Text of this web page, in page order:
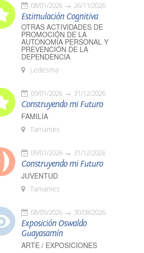
08/01/2026 26/11/2026
Estimulación Cognitiva
OTRAS ACTIVIDADES DE
PROMOCIÓN DE LA
AUTONOMÍA PERSONAL Y
PREVENCIÓN DE LA
DEPENDENCIA
Ledesma
09/01/2026 31/12/2026
Construyendo mi Futuro
FAMILIA
Tamames
09/01/2026 31/12/2026
Construyendo mi Futuro
JUVENTUD
Tamames
08/05/2026 30/08/2026
Exposición Oswaldo
Guayasamín
ARTE / EXPOSICIONES